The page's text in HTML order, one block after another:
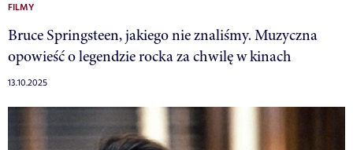
FILMY
Bruce Springsteen, jakiego nie znaliśmy. Muzyczna
opowieść o legendzie rocka za chwilę w kinach
13.10.2025